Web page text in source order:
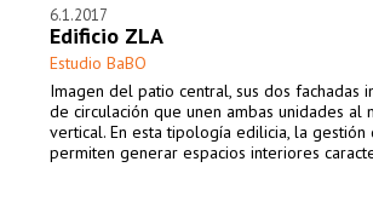
6.1.2017
Edificio ZLA
Estudio BaBO
Imagen del patio central, sus dos fachadas
de circulación que unen ambas unidades al
vertical. En esta tipología edilicia, la
permiten generar espacios interiores